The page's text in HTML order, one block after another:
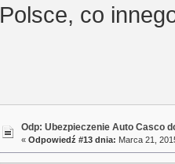
Polsce, co
Odp: Ubezpieczenie Auto Casco
« Odpowiedź #13 dnia: Marca 21,